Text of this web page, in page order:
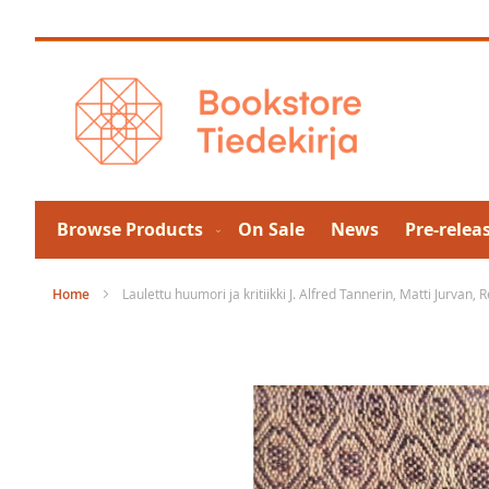
to
Browse Products On Sale News Pre-
Home Laulettu huumori ja kritiikki J. Alfred Tannerin, Matti Jurvan,